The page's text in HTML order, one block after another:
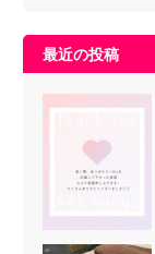
最近の投稿